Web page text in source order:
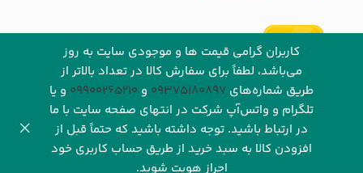
کاربران گرامی قیمت ها و موجودی سایت به روز
می‌باشد، لطفاً برای سفارش کالا در تعداد بالاتر از
طریق شماره‌های‌ 09375180897 و 09900265210 و یا
تلگرام و واتس‌آپ شرکت در انتهای صفحه سایت با ما
در ارتباط باشید. توجه داشته باشید که حتماً قبل از
افزودن کالا به سبد خرید از طریق حساب کاربری خود
احراز هویت شوید.